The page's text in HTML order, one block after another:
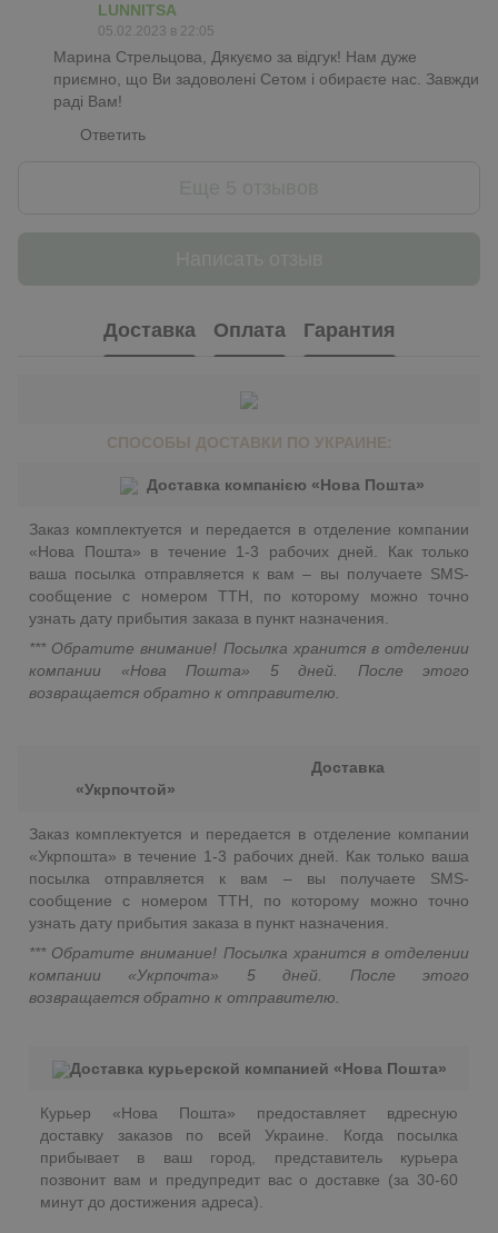
LUNNITSA
05.02.2023 в 22:05
Марина Стрельцова, Дякуємо за відгук! Нам дуже
приємно, що Ви задоволені Сетом і обираєте нас. Завжди
раді Вам!
Ответить
Доставка Оплата Гарантия
СПОСОБЫ ДОСТАВКИ ПО УКРАИНЕ:
Доставка компанією «Нова Пошта»
Заказ комплектуется и передается в отделение компании
«Нова Пошта» в течение 1-3 рабочих дней. Как только
ваша посылка отправляется к вам – вы получаете SMS-
сообщение с номером ТТН, по которому можно точно
узнать дату прибытия заказа в пункт назначения.
*** Обратите внимание! Посылка хранится в отделении
компании «Нова Пошта» 5 дней. После этого
возвращается обратно к отправителю.
Доставка
«Укрпочтой»
Заказ комплектуется и передается в отделение компании
«Укрпошта» в течение 1-3 рабочих дней. Как только ваша
посылка отправляется к вам – вы получаете SMS-
сообщение с номером ТТН, по которому можно точно
узнать дату прибытия заказа в пункт назначения.
*** Обратите внимание! Посылка хранится в отделении
компании «Укрпочта» 5 дней. После этого
возвращается обратно к отправителю.
Доставка курьерской компанией «Нова Пошта»
Курьер «Нова Пошта» предоставляет вдресную
доставку заказов по всей Украине. Когда посылка
прибывает в ваш город, представитель курьера
позвонит вам и предупредит вас о доставке (за 30-60
минут до достижения адреса).